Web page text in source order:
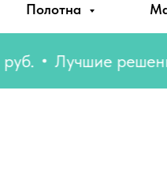
Полотна
Лучшие решения